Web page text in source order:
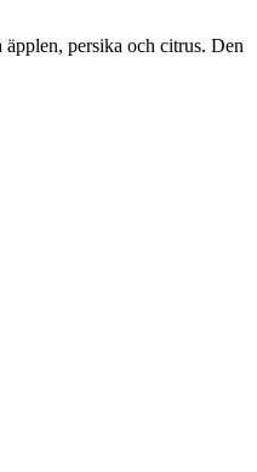
persika och citrus. Den